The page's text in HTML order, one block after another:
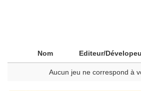
Nom Editeur/
Aucun jeu ne correspond à